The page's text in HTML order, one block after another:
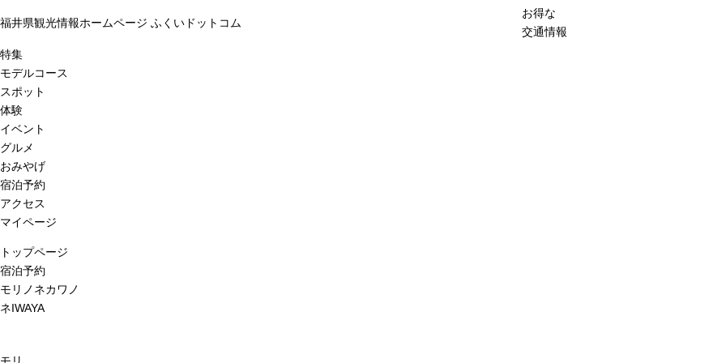
福井県観光情報ホームページ ふくいドットコム
お得な
交通情報
特集
モデルコース
スポット
体験
イベント
グルメ
おみやげ
宿泊予約
アクセス
マイページ
トップページ
宿泊予約
モリノネカワノ
ネIWAYA